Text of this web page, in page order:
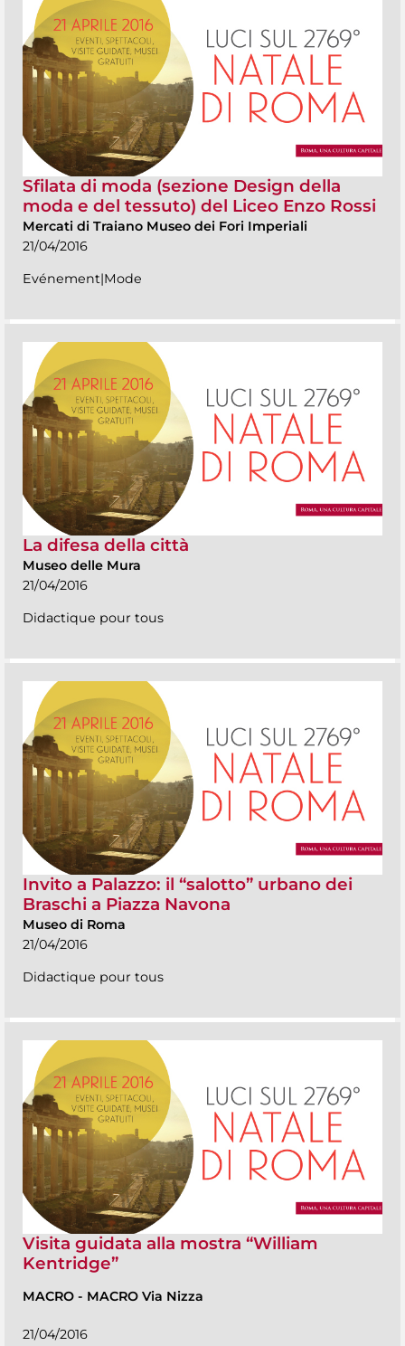
Sfilata di moda (sezione Design della
moda e del tessuto) del Liceo Enzo Rossi
Mercati di Traiano Museo dei Fori Imperiali
21/04/2016
Evénement|Mode
La difesa della città
Museo delle Mura
21/04/2016
Didactique pour tous
Invito a Palazzo: il “salotto” urbano dei
Braschi a Piazza Navona
Museo di Roma
21/04/2016
Didactique pour tous
Visita guidata alla mostra “William
Kentridge”
MACRO - MACRO Via Nizza
21/04/2016